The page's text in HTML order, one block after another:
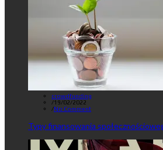
crowdfunding
/19/02/2022
/No Comment
Typy finansowania